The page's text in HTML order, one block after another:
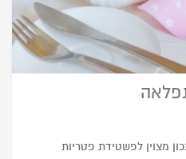
מצוין לפשטידת פטריות